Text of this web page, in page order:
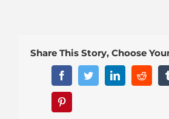
Share This Story, Choose
FacebookTwitterLinkedin